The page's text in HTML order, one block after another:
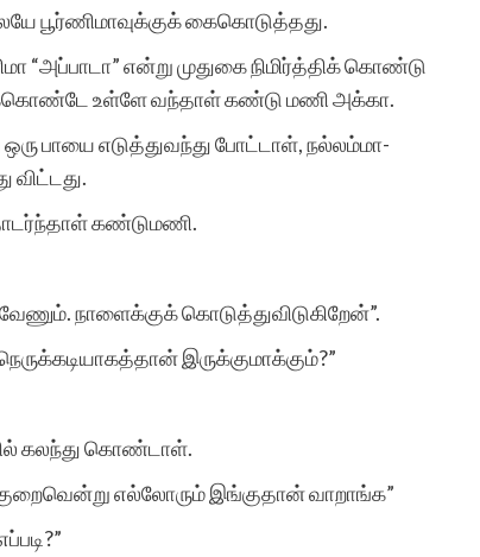
பூர்ணிமாவுக்குக் கைகொடுத்தது.
“அப்பாடா” என்று முதுகை நிமிர்த்திக் கொண்டு
உள்ளே வந்தாள் கண்டு மணி அக்கா.
பாயை எடுத்துவந்து போட்டாள், நல்லம்மா-
விட்டது.
கண்டுமணி.
நாளைக்குக் கொடுத்துவிடுகிறேன்”.
இருக்குமாக்கும்?”
கலந்து கொண்டாள்.
எல்லோரும் இங்குதான் வாறாங்க”